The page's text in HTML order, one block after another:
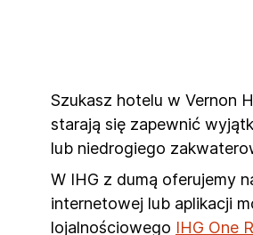
Szukasz hotelu w Vernon
starają się zapewnić
lub niedrogiego
W IHG z dumą oferujemy
internetowej lub aplikacji
lojalnościowego IHG One